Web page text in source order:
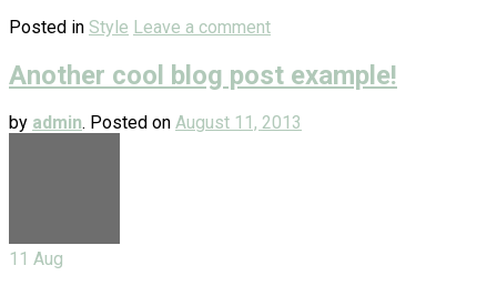
Posted in Style Leave a comment
Another cool blog post example!
by admin. Posted on August 11, 2013
11 Aug